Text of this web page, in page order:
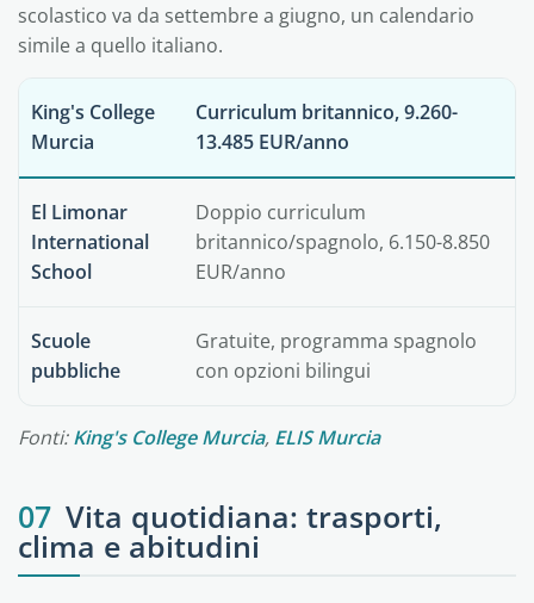
scolastico va da settembre a giugno, un calendario
simile a quello italiano.
King's College
Murcia
Curriculum britannico, 9.260-
13.485 EUR/anno
El Limonar
International
School
Doppio curriculum
britannico/spagnolo, 6.150-8.850
EUR/anno
Scuole
pubbliche
Gratuite, programma spagnolo
con opzioni bilingui
Fonti:King's College Murcia, ELIS Murcia
07 Vita quotidiana: trasporti,
clima e abitudini